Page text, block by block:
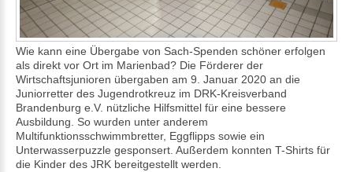
Wie kann eine Übergabe von Sach-Spenden schöner erfolgen
als direkt vor Ort im Marienbad? Die Förderer der
Wirtschaftsjunioren übergaben am 9. Januar 2020 an die
Juniorretter des Jugendrotkreuz im DRK-Kreisverband
Brandenburg e.V. nützliche Hilfsmittel für eine bessere
Ausbildung. So wurden unter anderem
Multifunktionsschwimmbretter, Eggflipps sowie ein
Unterwasserpuzzle gesponsert. Außerdem konnten T-Shirts für
die Kinder des JRK bereitgestellt werden.